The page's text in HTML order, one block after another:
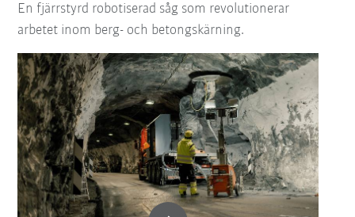
En fjärrstyrd robotiserad såg som revolutionerar
arbetet inom berg- och betongskärning.